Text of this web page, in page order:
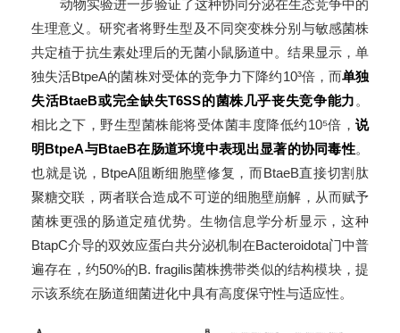
动物实验进一步验证了这种协同分泌在生态竞争中的
生理意义。研究者将野生型及不同突变株分别与敏感菌株
共定植于抗生素处理后的无菌小鼠肠道中。结果显示，单
独失活BtpeA的菌株对受体的竞争力下降约10³倍，而单独
失活BtaeB或完全缺失T6SS的菌株几乎丧失竞争能力 。
相比之下，野生型菌株能将受体菌丰度降低约10⁵倍， 说
明BtpeA与BtaeB在肠道环境中表现出显著的协同毒性。
也就是说，BtpeA阻断细胞壁修复，而BtaeB直接切割肽
聚糖交联，两者联合造成不可逆的细胞壁崩解，从而赋予
菌株更强的肠道定殖优势。生物信息学分析显示，这种
BtapC介导的双效应蛋白共分泌机制在Bacteroidota门中普
遍存在，约50%的B. fragilis菌株携带类似的结构模块，提
示该系统在肠道细菌进化中具有高度保守性与适应性。